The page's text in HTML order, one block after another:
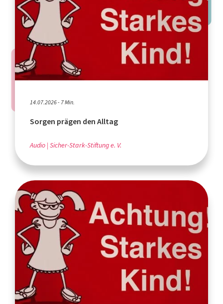
14.07.2026 - 7 Min.
Sorgen prägen den Alltag
Audio Sicher-Stark-Stiftung e. V.